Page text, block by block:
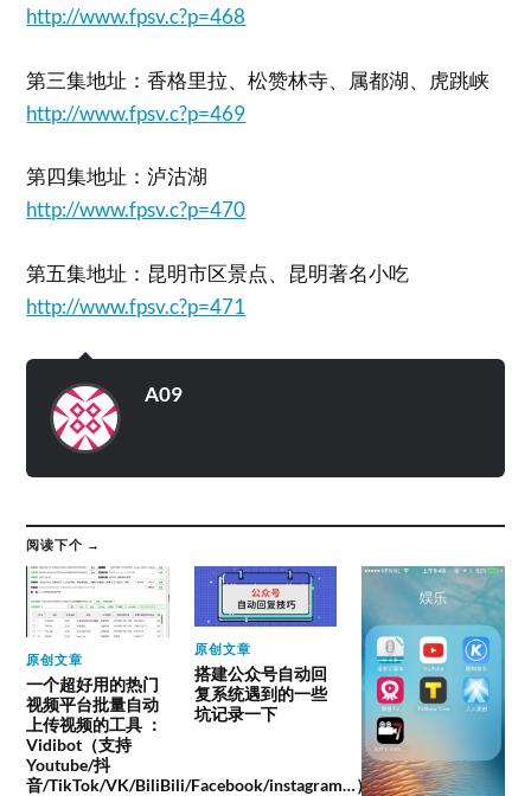
http://www.fpsv.c?p=468
第三集地址：香格里拉、松赞林寺、属都湖、虎跳峡
http://www.fpsv.c?p=469
第四集地址：泸沽湖
http://www.fpsv.c?p=470
第五集地址：昆明市区景点、昆明著名小吃
http://www.fpsv.c?p=471
A09
阅读下个 →
原创文章
一个超好用的热门
视频平台批量自动
上传视频的工具 ：
Vidibot（支持
Youtube/抖
音/TikTok/VK/BiliBili/Facebook/instagram…）
原创文章
搭建公众号自动回
复系统遇到的一些
坑记录一下